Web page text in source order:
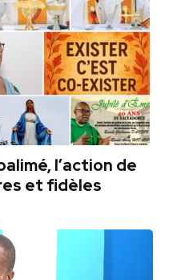
l’action de
et fidèles